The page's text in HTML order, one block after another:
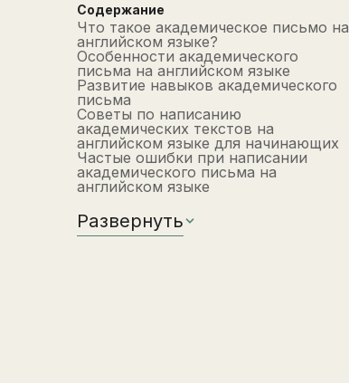
Содержание
Что такое академическое письмо на
английском языке?
Особенности академического
письма на английском языке
Развитие навыков академического
письма
Советы по написанию
академических текстов на
английском языке для начинающих
Частые ошибки при написании
академического письма на
английском языке
Развернуть